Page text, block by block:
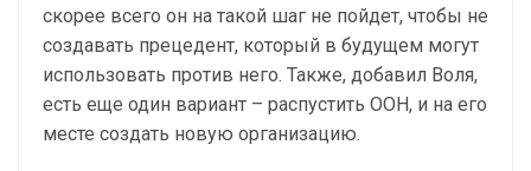
скорее всего он на такой шаг не пойдет, чтобы не
создавать прецедент, который в будущем могут
использовать против него. Также, добавил Воля,
есть еще один вариант – распустить ООН, и на его
месте создать новую организацию.